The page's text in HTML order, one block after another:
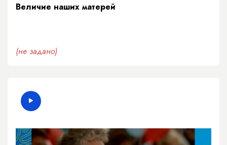
Величие наших матерей
(не задано)